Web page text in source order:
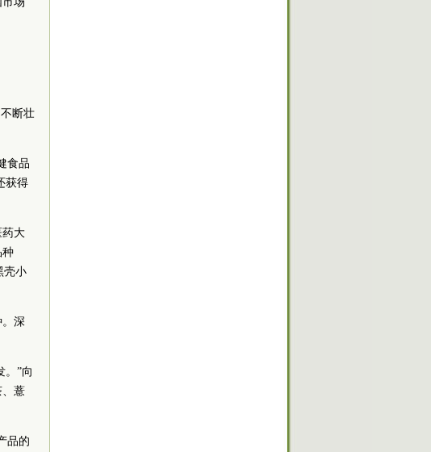
断壮
食品
获得
药大
种
壳小
。深
。”向
、薏
品的